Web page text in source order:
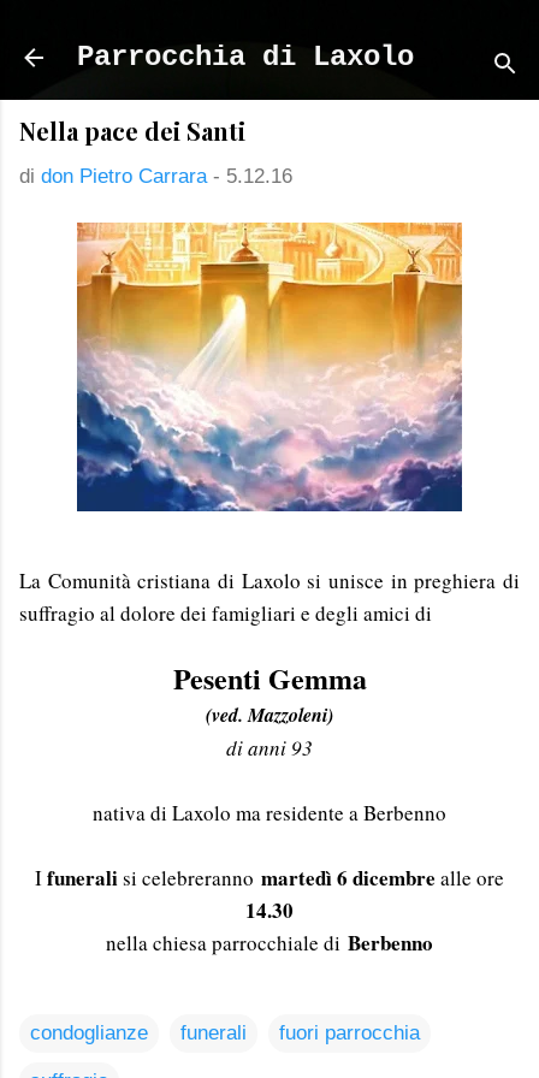
Parrocchia di Laxolo
Nella pace dei Santi
di don Pietro Carrara - 5.12.16
La Comunità cristiana di Laxolo si unisce in preghiera di
suffragio al dolore dei famigliari e degli amici di
Pesenti Gemma
(ved. Mazzoleni)
di anni 93
nativa di Laxolo ma residente a Berbenno
Ifuneralisi celebreranno martedì 6 dicembre alle ore
14.30
nella chiesa parrocchiale di Berbenno
condoglianze funerali fuori parrocchia